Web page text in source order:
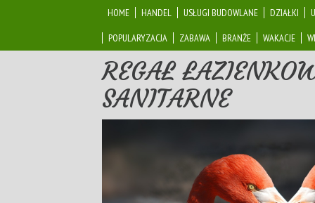
HOME HANDEL USŁUGI BUDOWLANE DZIAŁKI
POPULARYZACJA
ZABAWA BRANŻE WAKACJE
REGAŁ
SANITARNE